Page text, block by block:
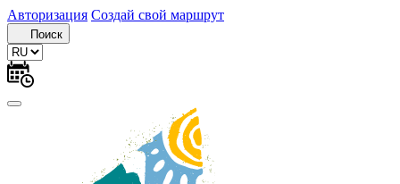
Авторизация Создай свой маршрут
Поиск